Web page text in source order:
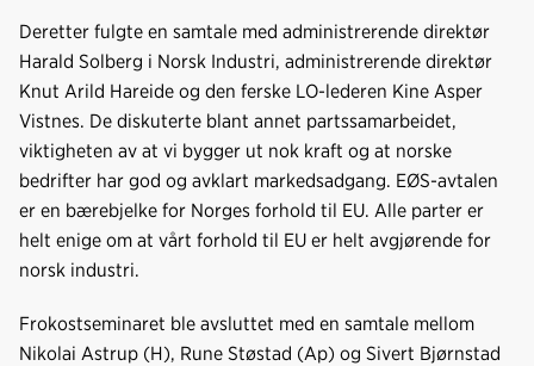
Deretter fulgte en samtale med administrerende direktør
Harald Solberg i Norsk Industri, administrerende direktør
Knut Arild Hareide og den ferske LO-lederen Kine Asper
Vistnes. De diskuterte blant annet partssamarbeidet,
viktigheten av at vi bygger ut nok kraft og at norske
bedrifter har god og avklart markedsadgang. EØS-avtalen
er en bærebjelke for Norges forhold til EU. Alle parter er
helt enige om at vårt forhold til EU er helt avgjørende for
norsk industri.
Frokostseminaret ble avsluttet med en samtale mellom
Nikolai Astrup (H), Rune Støstad (Ap) og Sivert Bjørnstad